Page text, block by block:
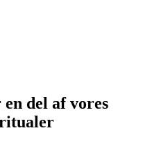
del af vores
ritualer